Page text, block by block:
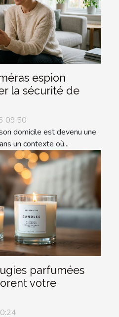
espion
la sécurité de
09:50
domicile est devenu une
un contexte où...
parfumées
votre